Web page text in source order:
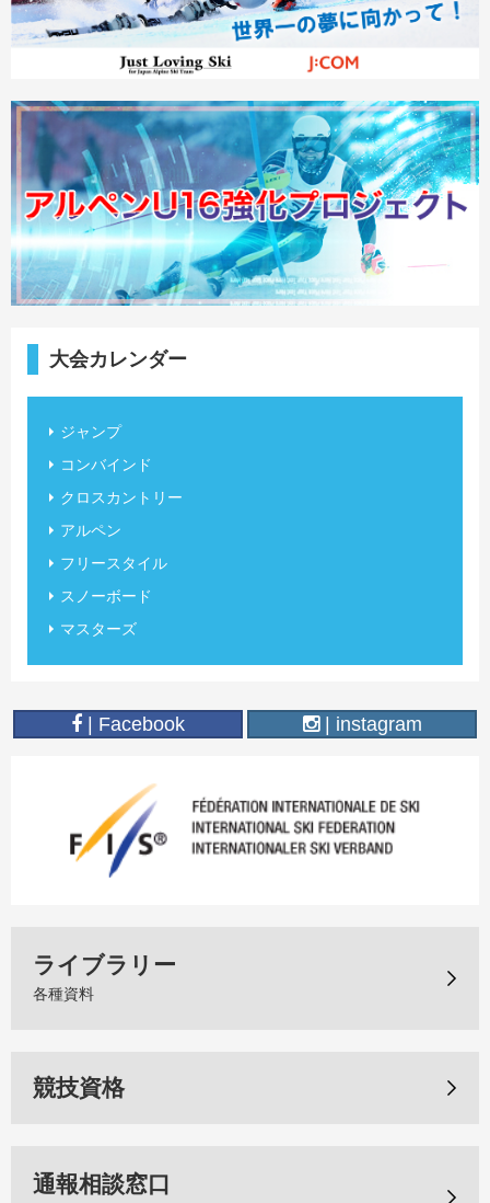
大会カレンダー
ジャンプ
コンバインド
クロスカントリー
アルペン
フリースタイル
スノーボード
マスターズ
| Facebook | instagram
ライブラリー
各種資料
競技資格
通報相談窓口